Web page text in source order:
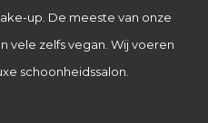
up. De meeste van onze
vele zelfs vegan. Wij voeren
schoonheidssalon.